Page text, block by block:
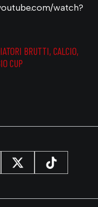
watch?
BRUTTI, CALCIO,
CUP